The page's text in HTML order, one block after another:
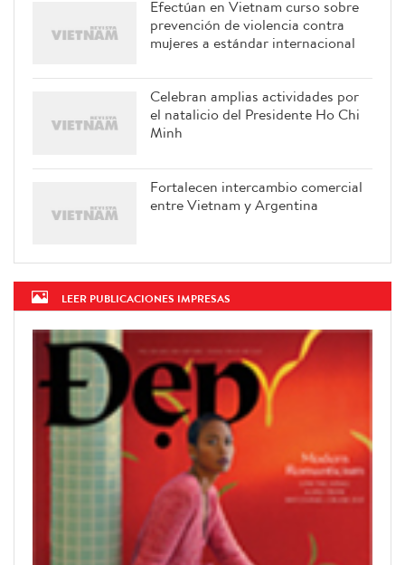
Efectúan en Vietnam curso sobre
prevención de violencia contra
mujeres a estándar internacional
Celebran amplias actividades por
el natalicio del Presidente Ho Chi
Minh
Fortalecen intercambio comercial
entre Vietnam y Argentina
LEER PUBLICACIONES IMPRESAS